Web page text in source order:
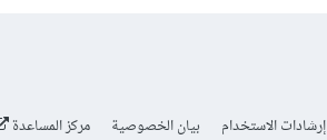
إرشادات الاستخدام بيان الخصوصية مركز المساعدة